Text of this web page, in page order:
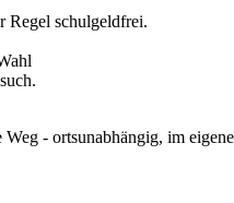
Regel schulgeldfrei.
Weg - ortsunabhängig, im